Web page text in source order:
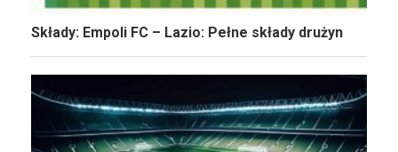
Składy: Empoli FC – Lazio: Pełne składy drużyn